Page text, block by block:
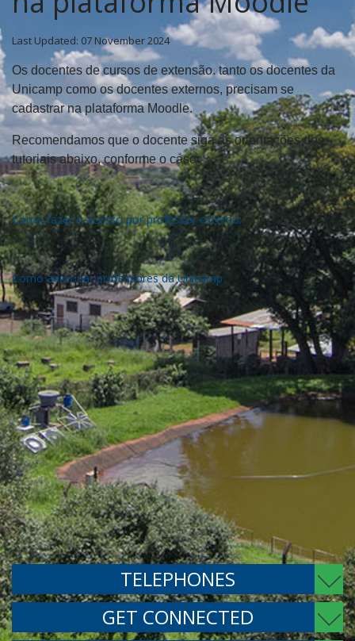
Last Updated: 07 November 2024
Os docentes de cursos de extensão. tanto os docentes da
Unicamp como os docentes externos, precisam se
cadastrar na plataforma Moodle.
Recomendamos que o docente siga as orientações dos
tutoriais abaixo, conforme o caso:
Como fazer o acesso por professor externo:
Como adicionar professores da Unicamp
TELEPHONES
GET CONNECTED